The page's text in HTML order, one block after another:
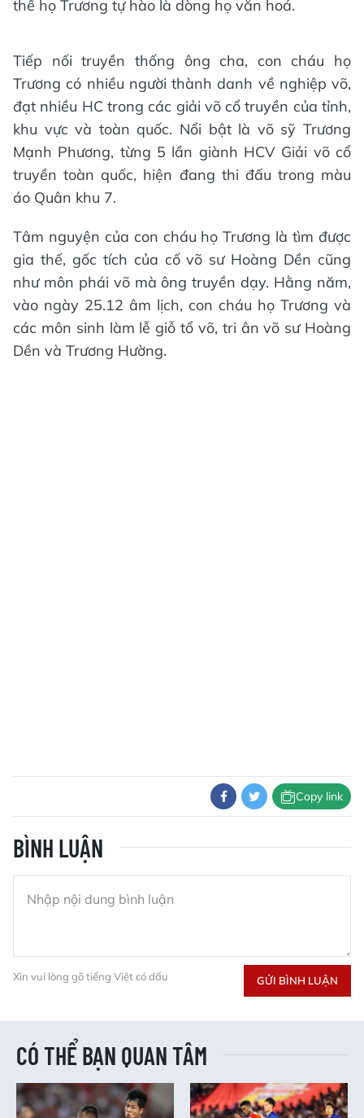
thế họ Trương tự hào là dòng họ văn hoá.
Tiếp nối truyền thống ông cha, con cháu họ
Trương có nhiều người thành danh về nghiệp võ,
đạt nhiều HC trong các giải võ cổ truyền của tỉnh,
khu vực và toàn quốc. Nổi bật là võ sỹ Trương
Mạnh Phương, từng 5 lần giành HCV Giải võ cổ
truyền toàn quốc, hiện đang thi đấu trong màu
áo Quân khu 7.
Tâm nguyện của con cháu họ Trương là tìm được
gia thế, gốc tích của cố võ sư Hoàng Dền cũng
như môn phái võ mà ông truyền dạy. Hằng năm,
vào ngày 25.12 âm lịch, con cháu họ Trương và
các môn sinh làm lễ giỗ tổ võ, tri ân võ sư Hoàng
Dền và Trương Hường.
Copy link
BÌNH LUẬN
Xin vui lòng gõ tiếng Việt có dấu GỬI BÌNH LUẬN
CÓ THỂ BẠN QUAN TÂM